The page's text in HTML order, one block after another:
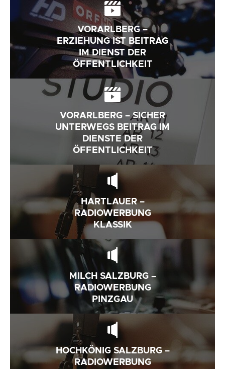
VORARLBERG –
ERZIEHUNG IST BEITRAG
IM DIENST DER
ÖFFENTLICHKEIT
VORARLBERG – SICHER
UNTERWEGS BEITRAG IM
DIENSTE DER
ÖFFENTLICHKEIT
HARTLAUER –
RADIOWERBUNG
KLASSIK
MILCH SALZBURG –
RADIOWERBUNG
PINZGAU
HOCHKÖNIG SALZBURG –
RADIOWERBUNG